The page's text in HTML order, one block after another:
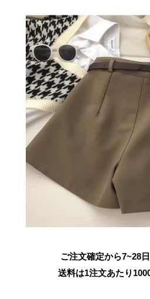
ご注文確定から7~28
送料は1注文あたり